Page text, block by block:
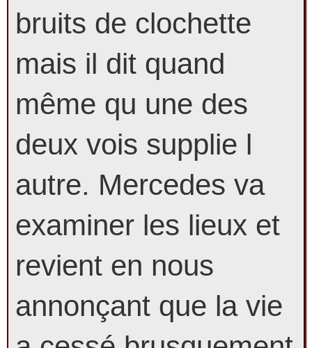
bruits de clochette
mais il dit quand
même qu une des
deux vois supplie l
autre. Mercedes va
examiner les lieux et
revient en nous
annonçant que la vie